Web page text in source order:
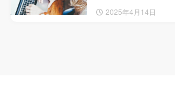
2025年4月14日